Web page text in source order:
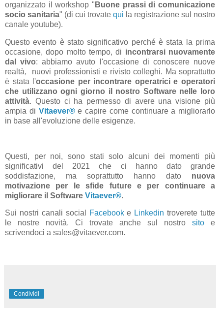
organizzato il workshop " Buone prassi di comunicazione
socio sanitaria" (di cui trovate qui la registrazione sul nostro
canale youtube).
Questo evento è stato significativo perché è stata la prima
occasione, dopo molto tempo, di incontrarsi nuovamente
dal vivo: abbiamo avuto l'occasione di conoscere nuove
realtà, nuovi professionisti e rivisto colleghi. Ma soprattutto
è stata l'occasione per incontrare operatrici e operatori
che utilizzano ogni giorno il nostro Software nelle loro
attività. Questo ci ha permesso di avere una visione più
ampia di Vitaever® e capire come continuare a migliorarlo
in base all'evoluzione delle esigenze.
Questi, per noi, sono stati solo alcuni dei momenti più
significativi del 2021 che ci hanno dato grande
soddisfazione, ma soprattutto hanno dato nuova
motivazione per le sfide future e per continuare a
migliorare il Software Vitaever®.
Sui nostri canali social Facebooke Linkedin troverete tutte
le nostre novità. Ci trovate anche sul nostro sito e
scrivendoci a sales@vitaever.com.
Condividi